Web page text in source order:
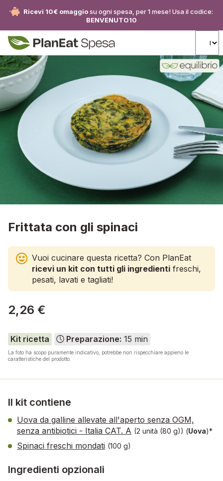
Ricevi 10€ omaggiosu ogni spesa, per 1 mese! Usa il codice:
BENVENUTO10
Frittata con gli spinaci
Vuoi cucinare questa ricetta? Con PlanEat
ricevi un kit con tutti gli ingredienti freschi,
pesati, lavati e tagliati!
2,26 €
Kit ricetta Preparazione: 15 min
La foto ha scopo puramente indicativo, potrebbe non rispecchiare appieno le
caratteristiche del prodotto.
Il kit contiene
Uova da galline allevate all'aperto senza OGM,
senza antibiotici - Italia CAT. A (2 unità (80 g)) (Uova)*
Spinaci freschi mondati (100 g)
Ingredienti opzionali